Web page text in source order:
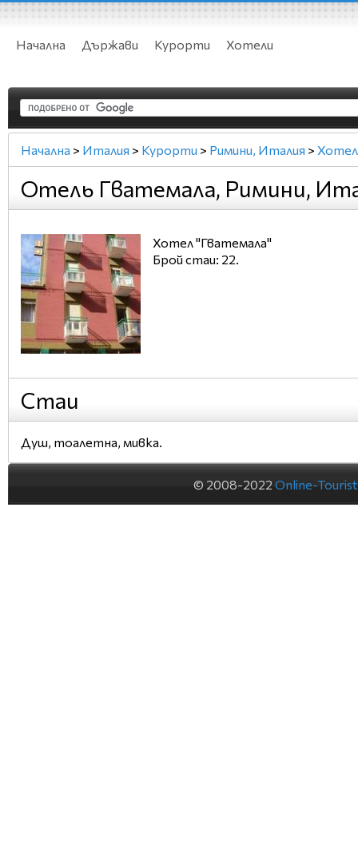
Начална Държави Курорти Хотели
Начална > Италия > Курорти > Римини, Италия >
Отель Гватемала, Римини,
Хотел "Гватемала"
Брой стаи: 22.
Стаи
Душ, тоалетна, мивка.
© 2008-2022 Online-